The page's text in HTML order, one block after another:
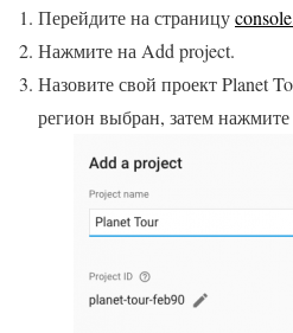
Перейдите на страницу
Нажмите на Add project.
Назовите свой проект Planet
регион выбран, затем